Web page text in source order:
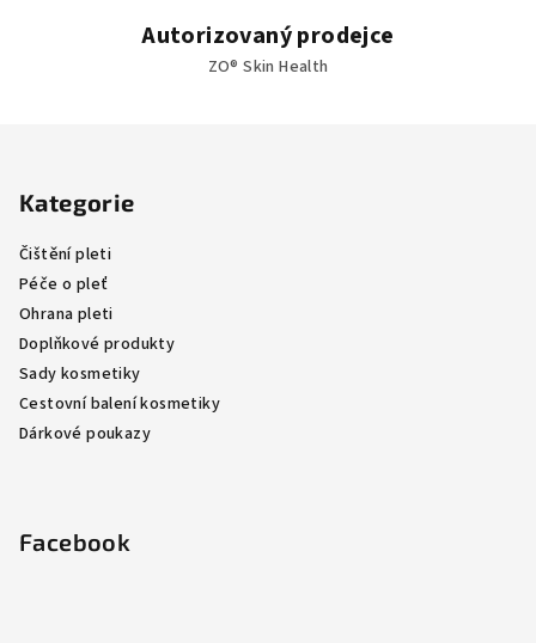
Autorizovaný prodejce
ZO® Skin Health
Kategorie
Čištění pleti
Péče o pleť
Ohrana pleti
Doplňkové produkty
Sady kosmetiky
Cestovní balení kosmetiky
Dárkové poukazy
Facebook